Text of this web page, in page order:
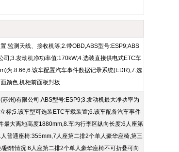
:监测天线、接收机等;2.带OBD,ABS型号:ESP9;ABS
司;3.发动机净功率值:170kW;4.选装直接供电式ETC车
为:8.66;6.该车配置汽车事件数据记录系统(EDR);7.选
颜色,机柜前面板封板.
州)有限公司,ABS型号:ESP9;3.发动机最大净功率为
标;5.该车型可选装ETC车载装置;6.该车配备汽车事件
最大离地高度1880mm,8.车内行李区纵向长度:6人座第
普通座椅:355mm,7人座第二排2个单人豪华座椅,第三
转情况:6人座第二排2个单人豪华座椅不可折叠可向